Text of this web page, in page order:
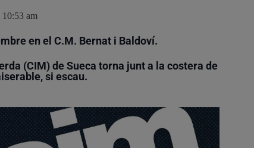
10:53 am
en el C.M. Bernat i Baldoví.
(CIM) de Sueca torna junt a la costera de
si escau.